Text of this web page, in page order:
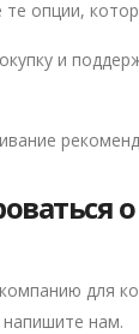
опции,
и
для
нам.